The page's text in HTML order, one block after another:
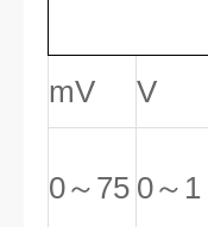
mV V
0～75 0～1